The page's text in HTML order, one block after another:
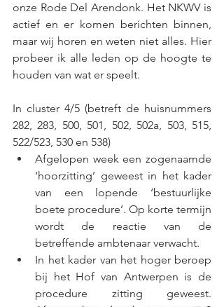
onze Rode Del Arendonk. Het NKWV is
actief en er komen berichten binnen,
maar wij horen en weten niet alles. Hier
probeer ik alle leden op de hoogte te
houden van wat er speelt.
In cluster 4/5 (betreft de huisnummers
282, 283, 500, 501, 502, 502a, 503, 515,
522/523, 530 en 538)
Afgelopen week een zogenaamde
‘hoorzitting’ geweest in het kader
van een lopende ‘bestuurlijke
boete procedure’. Op korte termijn
wordt de reactie van de
betreffende ambtenaar verwacht.
In het kader van het hoger beroep
bij het Hof van Antwerpen is de
procedure zitting geweest.